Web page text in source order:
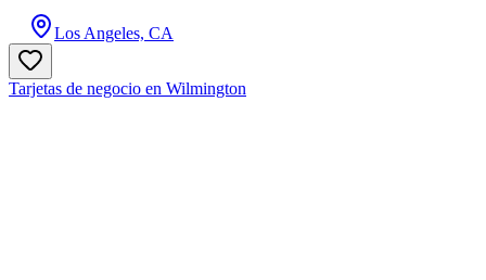
Los Angeles, CA
Tarjetas de negocio en Wilmington